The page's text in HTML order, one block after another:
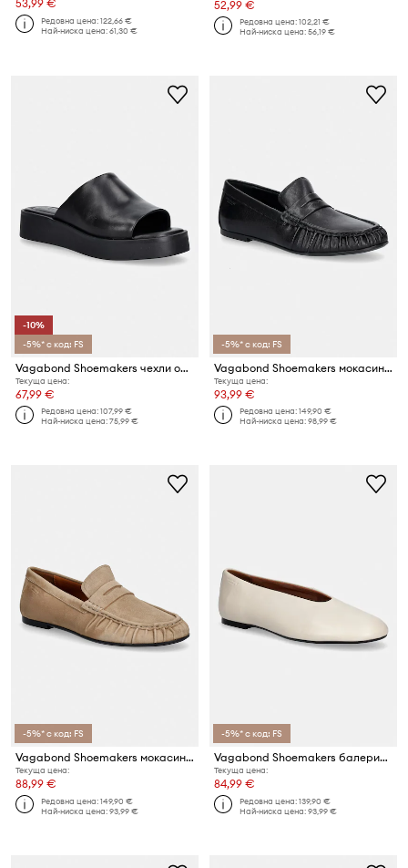
53,99 €
Редовна цена:122,66 €
Най-ниска цена:61,30 €
52,99 €
Редовна цена:102,21 €
Най-ниска цена:56,19 €
-10%
-5%* с код: FS
Vagabond Shoemakers чехли обувки с платформа дамски от кожа DANYA
Текуща цена:
67,99 €
Редовна цена:107,99 €
Най-ниска цена:75,99 €
-5%* с код: FS
Vagabond Shoemakers мокасини дамски от кожа ALEYA
Текуща цена:
93,99 €
Редовна цена:149,90 €
Най-ниска цена:98,99 €
-5%* с код: FS
Vagabond Shoemakers мокасини дамски от велур ALEYA
Текуща цена:
88,99 €
Редовна цена:149,90 €
Най-ниска цена:93,99 €
-5%* с код: FS
Vagabond Shoemakers балеринки от кожа ALEYA
Текуща цена:
84,99 €
Редовна цена:139,90 €
Най-ниска цена:93,99 €